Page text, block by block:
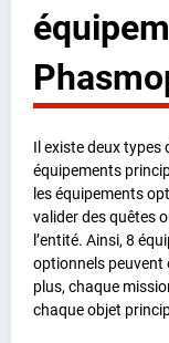
Il existe deux types
équipements
les équipements
valider des quêtes
l’entité. Ainsi, 8
optionnels peuvent
plus, chaque
chaque objet